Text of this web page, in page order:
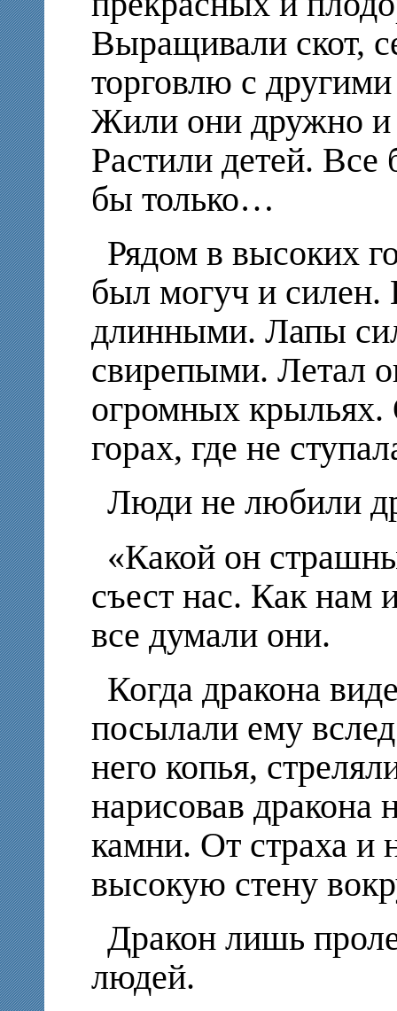
Выращивали скот,
торговлю с
Жили они дружно и
Растили детей.
бы только…
Рядом в высоких
был могуч и силен.
длинными. Лапы
свирепыми. Летал
огромных крыльях.
горах, где не
Люди не любили
«Какой он
съест нас. Как нам
все думали они.
Когда дракона
посылали ему
него копья,
нарисовав дракона
камни. От страха и
высокую стену
Дракон лишь
людей.